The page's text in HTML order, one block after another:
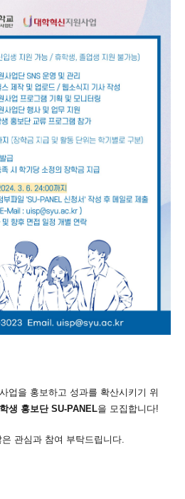
업을 홍보하고 성과를 확산시키기 위
생 홍보단 SU-PANEL을 모집합니다!
관심과 참여 부탁드립니다.